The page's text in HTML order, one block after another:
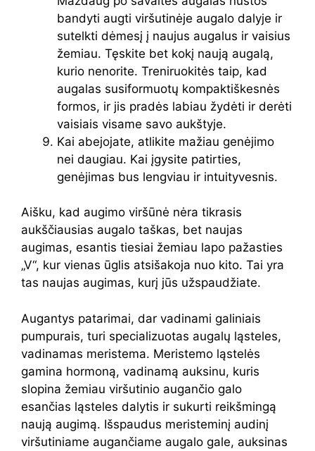
bandyti augti viršutinėje augalo dalyje ir
sutelkti dėmesį į naujus augalus ir vaisius
žemiau. Tęskite bet kokį naują augalą,
kurio nenorite. Treniruokitės taip, kad
augalas susiformuotų kompaktiškesnės
formos, ir jis pradės labiau žydėti ir derėti
vaisiais visame savo aukštyje.
Kai abejojate, atlikite mažiau genėjimo
nei daugiau. Kai įgysite patirties,
genėjimas bus lengviau ir intuityvesnis.
Aišku, kad augimo viršūnė nėra tikrasis
aukščiausias augalo taškas, bet naujas
augimas, esantis tiesiai žemiau lapo pažasties
„V“, kur vienas ūglis atsišakoja nuo kito. Tai yra
tas naujas augimas, kurį jūs užspaudžiate.
Augantys patarimai, dar vadinami galiniais
pumpurais, turi specializuotas augalų ląsteles,
vadinamas meristema. Meristemo ląstelės
gamina hormoną, vadinamą auksinu, kuris
slopina žemiau viršutinio augančio galo
esančias ląsteles dalytis ir sukurti reikšmingą
naują augimą. Išspaudus meristeminį audinį
viršutiniame augančiame augalo gale, auksinas